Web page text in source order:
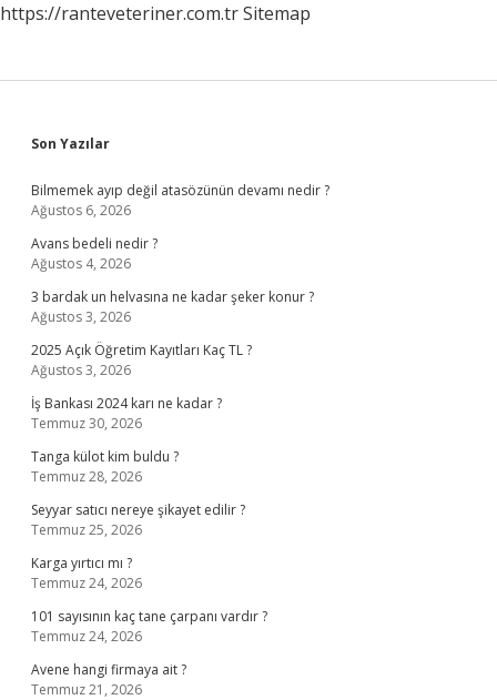
https://ranteveteriner.com.trSitemap
Sidebar
Son Yazılar
Bilmemek ayıp değil atasözünün devamı nedir ?
Ağustos 6, 2026
Avans bedeli nedir ?
Ağustos 4, 2026
3 bardak un helvasına ne kadar şeker konur ?
Ağustos 3, 2026
2025 Açık Öğretim Kayıtları Kaç TL ?
Ağustos 3, 2026
İş Bankası 2024 karı ne kadar ?
Temmuz 30, 2026
Tanga külot kim buldu ?
Temmuz 28, 2026
Seyyar satıcı nereye şikayet edilir ?
Temmuz 25, 2026
Karga yırtıcı mı ?
Temmuz 24, 2026
101 sayısının kaç tane çarpanı vardır ?
Temmuz 24, 2026
Avene hangi firmaya ait ?
Temmuz 21, 2026